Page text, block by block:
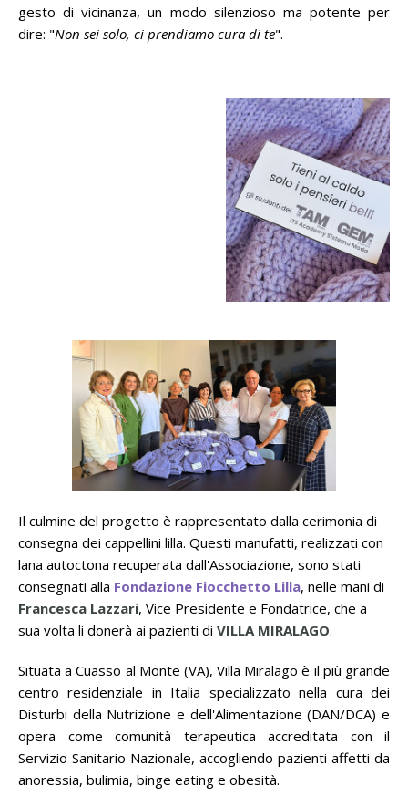
gesto di vicinanza, un modo silenzioso ma potente per
dire: "Non sei solo, ci prendiamo cura di te".
Il culmine del progetto è rappresentato dalla cerimonia di
consegna dei cappellini lilla. Questi manufatti, realizzati con
lana autoctona recuperata dall'Associazione, sono stati
consegnati alla Fondazione Fiocchetto Lilla, nelle mani di
Francesca Lazzari, Vice Presidente e Fondatrice, che a
sua volta li donerà ai pazienti di VILLA MIRALAGO.
Situata a Cuasso al Monte (VA), Villa Miralago è il più grande
centro residenziale in Italia specializzato nella cura dei
Disturbi della Nutrizione e dell'Alimentazione (DAN/DCA) e
opera come comunità terapeutica accreditata con il
Servizio Sanitario Nazionale, accogliendo pazienti affetti da
anoressia, bulimia, binge eating e obesità.